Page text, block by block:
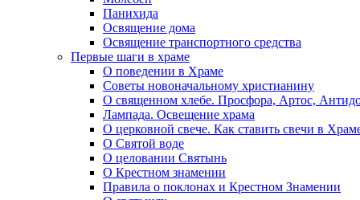
Панихида
Освящение дома
Освящение транспортного средства
Первые шаги в храме
О поведении в Храме
Советы новоначальному христианину
О священном хлебе. Просфора, Артос,
Лампада. Освещение храма
О церковной свече. Как ставить свечи в
О Святой воде
О целовании Святынь
О Крестном знамении
Правила о поклонах и Крестном Знамении